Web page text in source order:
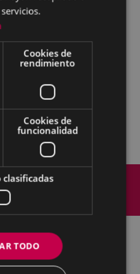
Aviso legal
del Ayuntamiento
Cookies de
rendimiento
Cookies de
funcionalidad
clasificadas
TODO